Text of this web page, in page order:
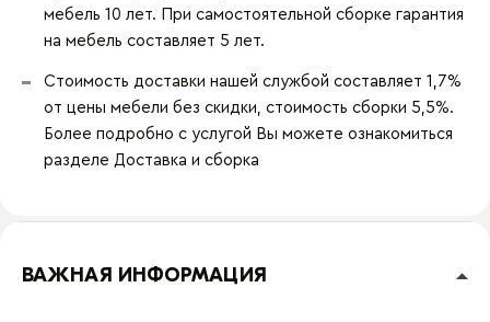
мебель 10 лет. При самостоятельной сборке гарантия
на мебель составляет 5 лет.
Стоимость доставки нашей службой составляет 1,7%
от цены мебели без скидки, стоимость сборки 5,5%.
Более подробно с услугой Вы можете ознакомиться
разделе Доставка и сборка
ВАЖНАЯ ИНФОРМАЦИЯ